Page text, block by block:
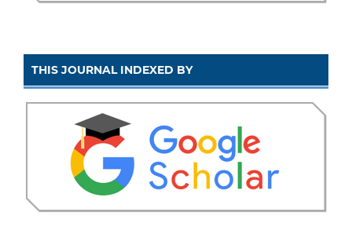
THIS JOURNAL INDEXED BY